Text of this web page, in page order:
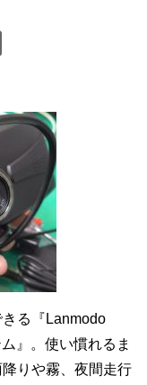
る『Lanmodo
』。使い慣れるま
りや霧、夜間走行